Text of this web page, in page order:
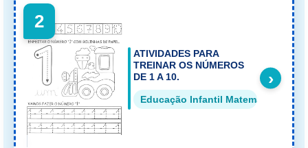
2
ATIVIDADES PARA
TREINAR OS NÚMEROS
DE 1 A 10.
Educação Infantil Matemática
›